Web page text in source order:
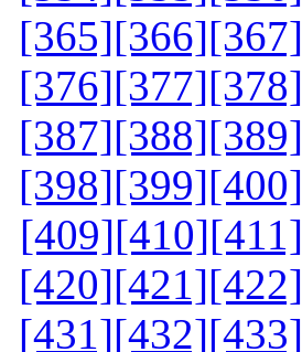
[365][366][367]
[376][377][378]
[387][388][389]
[398][399][400]
[409][410][411]
[420][421][422]
[431][432][433]